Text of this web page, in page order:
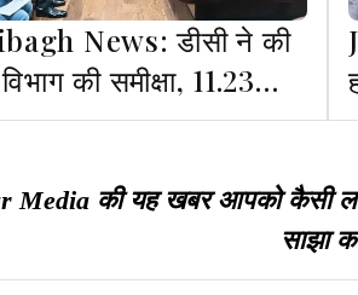
News: डीसी ने की
की समीक्षा, 11.23
राजस्व
Media की यह खबर आपको कैसी
साझा